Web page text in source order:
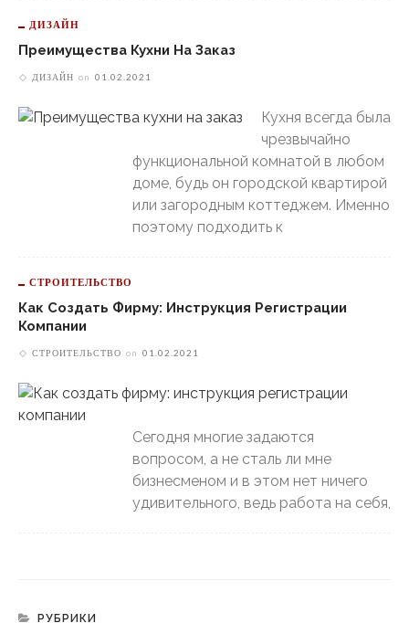
ДИЗАЙН
Преимущества Кухни На Заказ
ДИЗАЙН on 01.02.2021
Кухня всегда была
чрезвычайно
функциональной комнатой в любом
доме, будь он городской квартирой
или загородным коттеджем. Именно
поэтому подходить к
СТРОИТЕЛЬСТВО
Как Создать Фирму: Инструкция Регистрации
Компании
СТРОИТЕЛЬСТВО on 01.02.2021
Сегодня многие задаются
вопросом, а не сталь ли мне
бизнесменом и в этом нет ничего
удивительного, ведь работа на себя,
РУБРИКИ